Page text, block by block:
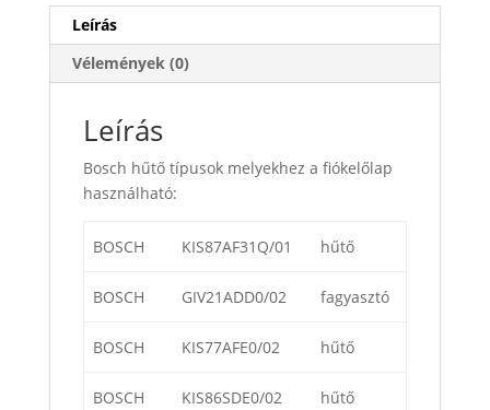
Leírás
Vélemények (0)
Leírás
Bosch hűtő típusok melyekhez a fiókelőlap
használható:
BOSCH KIS87AF31Q/01 hűtő
BOSCH GIV21ADD0/02 fagyasztó
BOSCH KIS77AFE0/02 hűtő
BOSCH KIS86SDE0/02 hűtő